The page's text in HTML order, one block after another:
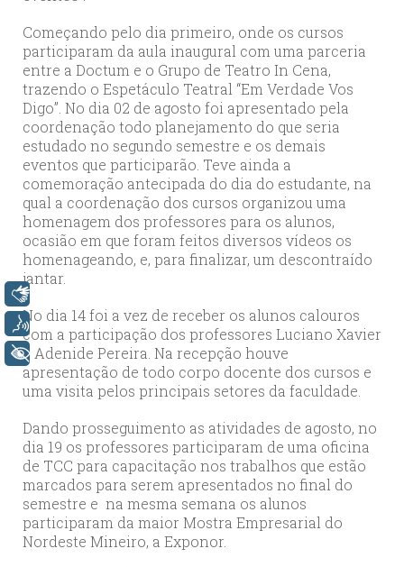
Começando pelo dia primeiro, onde os cursos
participaram da aula inaugural com uma parceria
entre a Doctum e o Grupo de Teatro In Cena,
trazendo o Espetáculo Teatral “Em Verdade Vos
Digo”. No dia 02 de agosto foi apresentado pela
coordenação todo planejamento do que seria
estudado no segundo semestre e os demais
eventos que participarão. Teve ainda a
comemoração antecipada do dia do estudante, na
qual a coordenação dos cursos organizou uma
homenagem dos professores para os alunos,
ocasião em que foram feitos diversos vídeos os
homenageando, e, para finalizar, um descontraído
jantar.
No dia 14 foi a vez de receber os alunos calouros
com a participação dos professores Luciano Xavier
e Adenide Pereira. Na recepção houve
apresentação de todo corpo docente dos cursos e
uma visita pelos principais setores da faculdade.
Dando prosseguimento as atividades de agosto, no
dia 19 os professores participaram de uma oficina
de TCC para capacitação nos trabalhos que estão
marcados para serem apresentados no final do
semestre e na mesma semana os alunos
participaram da maior Mostra Empresarial do
Nordeste Mineiro, a Exponor.
Voz
+ Acessibilidade